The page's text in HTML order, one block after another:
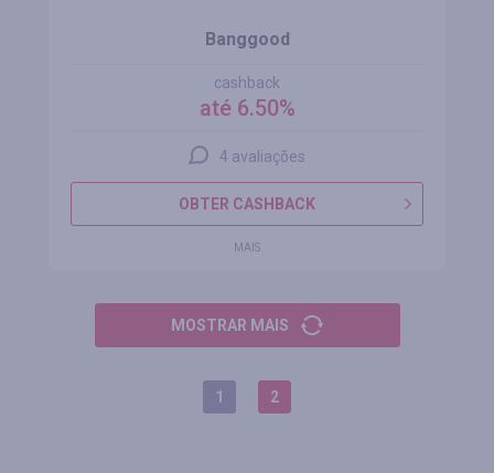
Banggood
cashback
até 6.50%
4 avaliações
OBTER CASHBACK
MAIS
MOSTRAR MAIS
1 2